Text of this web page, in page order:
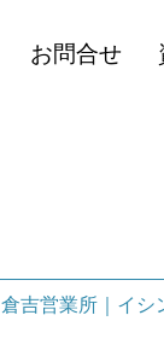
お問合せ
倉吉営業所｜イシ